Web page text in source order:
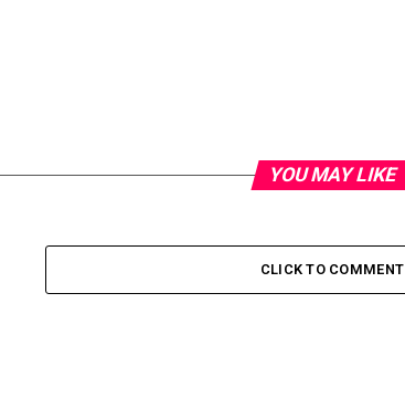
YOU MAY LIKE
CLICK TO COMMENT